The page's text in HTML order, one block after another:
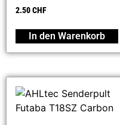
2.50CHF
In den Warenkorb